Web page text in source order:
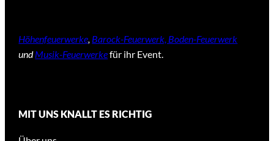
Höhenfeuerwerke Barock-Feuerwerk, Boden-Feuerwerk
undMusik-Feuerwerkefür ihr Event.
MIT UNS KNALLT ES RICHTIG